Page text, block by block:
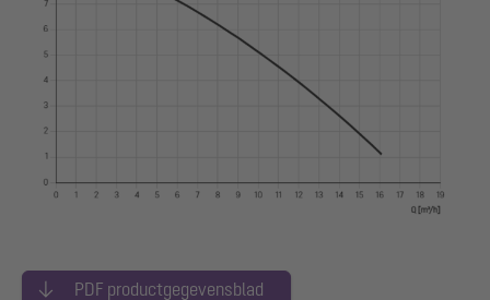
PDF productgegevensblad